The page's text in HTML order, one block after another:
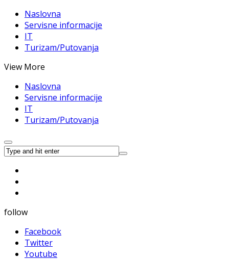
Naslovna
Servisne informacije
IT
Turizam/Putovanja
View More
Naslovna
Servisne informacije
IT
Turizam/Putovanja
follow
Facebook
Twitter
Youtube